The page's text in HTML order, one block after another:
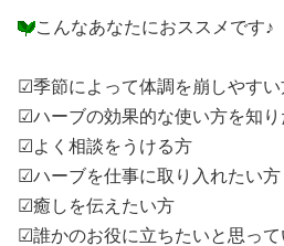
こんなあなたにおススメです♪
☑季節によって体調を崩しやすい
☑ハーブの効果的な使い方を知り
☑よく相談をうける方
☑ハーブを仕事に取り入れたい方
☑癒しを伝えたい方
☑誰かのお役に立ちたいと思って